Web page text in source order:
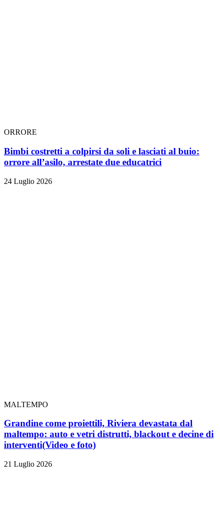
ORRORE
Bimbi costretti a colpirsi da soli e lasciati al buio:
orrore all’asilo, arrestate due educatrici
24 Luglio 2026
MALTEMPO
Grandine come proiettili, Riviera devastata dal
maltempo: auto e vetri distrutti, blackout e decine di
interventi(Video e foto)
21 Luglio 2026